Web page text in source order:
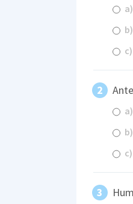
a)
b)
c)
a)
b)
c)